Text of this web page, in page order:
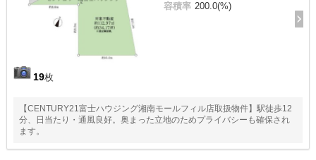
19枚
容積率 200.0(%)
【CENTURY21富士ハウジング湘南モールフィル店取扱物件】駅徒歩12
分、日当たり・通風良好。奥まった立地のためプライバシーも確保され
ます。